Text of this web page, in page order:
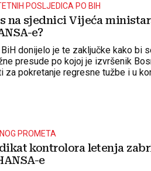
POSLJEDICA PO BIH
na sjednici Vijeća
e?
donijelo je te zaključke kako bi
presude po kojoj je izvršenik
za pokretanje regresne tužbe i u
PROMETA
kontrolora letenja
e